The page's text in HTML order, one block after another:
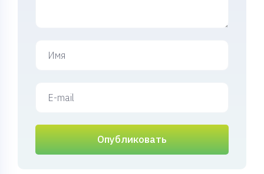
Опубликовать